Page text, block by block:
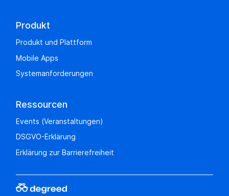
Produkt
Produkt und Plattform
Mobile Apps
Systemanforderungen
Ressourcen
Events (Veranstaltungen)
DSGVO-Erklärung
Erklärung zur Barrierefreiheit